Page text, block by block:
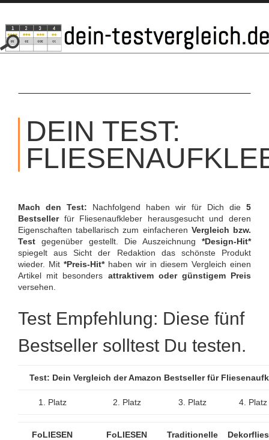
SKIP
CONTENT
DEIN TEST:
Mach den Test: Nachfolgend haben wir für Dich die 5
Bestsellerfür Fliesenaufkleber herausgesucht und deren
Eigenschaften tabellarisch zum einfacheren Vergleich bzw.
Test gegenüber gestellt. Die Auszeichnung *Design-Hit*
spiegelt aus Sicht der Redaktion das schönste Produkt
wieder. Mit *Preis-Hit*haben wir in diesem Vergleich einen
Artikel mit besonders attraktivem oder günstigem Preis
versehen.
Test Empfehlung: Diese fünf
Bestseller solltest Du testen.
Test: Dein Vergleich der Amazon Bestseller für
1. Platz 2. Platz 3. Platz 4. Platz
FoLIESEN
FoLIESEN
Traditionelle